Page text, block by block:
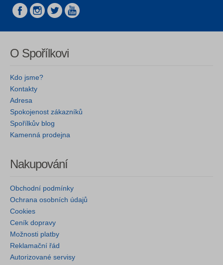
O Spořílkovi
Kdo jsme?
Kontakty
Adresa
Spokojenost zákazníků
Spořílkův blog
Kamenná prodejna
Nakupování
Obchodní podmínky
Ochrana osobních údajů
Cookies
Ceník dopravy
Možnosti platby
Reklamační řád
Autorizované servisy